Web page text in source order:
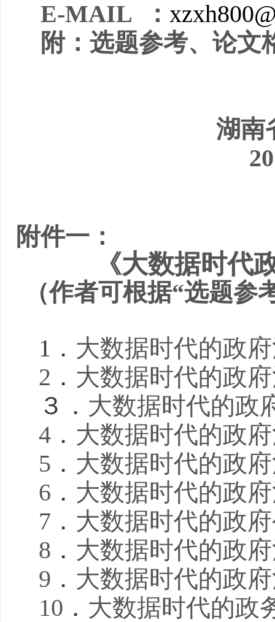
E-MAIL ：
附：选题参考、论文
湖南
附件一：
《大数据时代
（作者可根据“选题
1 ． 大数据时代的政
2 ． 大数据时代的政
３． 大数据时代的政
4 ． 大数据时代的政
5 ． 大数据时代的政
6 ． 大数据时代的政
7 ． 大数据时代的政
8 ． 大数据时代的政
9 ． 大数据时代的政
10 ． 大数据时代的政